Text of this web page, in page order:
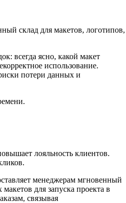
склад для макетов, логотипов,
всегда ясно, какой макет
использование.
потери данных и
лояльность клиентов.
менеджерам мгновенный
для запуска проекта в
связывая